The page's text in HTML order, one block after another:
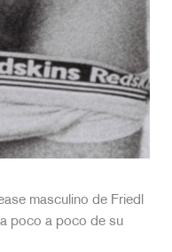
masculino de Friedl
poco a poco de su